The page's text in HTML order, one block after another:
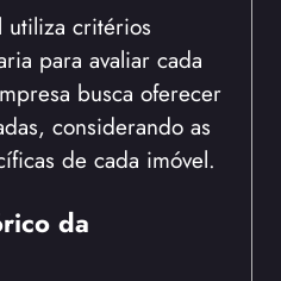
utiliza critérios
para avaliar cada
busca oferecer
considerando as
de cada imóvel.
da